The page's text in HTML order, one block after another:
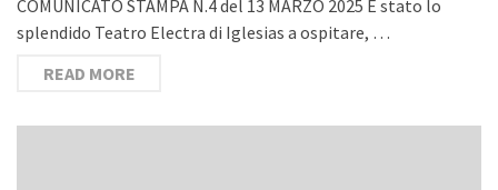
COMUNICATO STAMPA N.4 del 13 MARZO 2025 È stato lo
splendido Teatro Electra di Iglesias a ospitare, …
READ MORE